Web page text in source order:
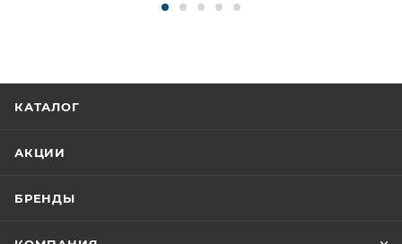
КАТАЛОГ
АКЦИИ
БРЕНДЫ